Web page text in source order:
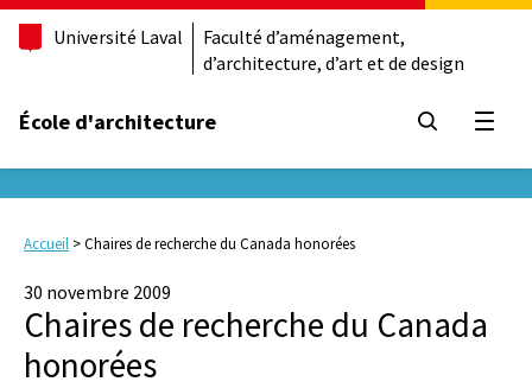
Université Laval
Faculté d’aménagement,
d’architecture, d’art et de design
École d'architecture
Accueil >Chaires de recherche du Canada honorées
30 novembre 2009
Chaires de recherche du Canada
honorées